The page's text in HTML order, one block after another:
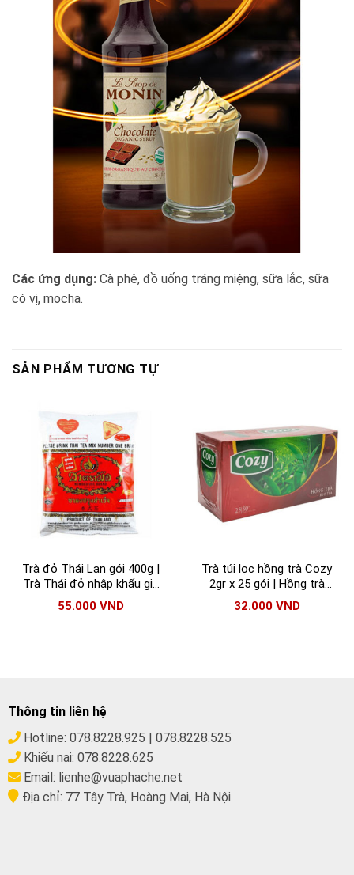
Các ứng dụng: Cà phê, đồ uống tráng miệng, sữa lắc, sữa
có vị, mocha.
SẢN PHẨM TƯƠNG TỰ
Trà đỏ Thái Lan gói 400g |
Trà Thái đỏ nhập khẩu giá
tốt
55.000 VND
Trà túi lọc hồng trà Cozy
2gr x 25 gói | Hồng trà
Cozy chĩnh hãng
32.000 VND
Thông tin liên hệ
Hotline: 078.8228.925
078.8228.525
Khiếu nại: 078.8228.625
Email: lienhe@vuaphache.net
Địa chỉ: 77 Tây Trà, Hoàng Mai, Hà Nội